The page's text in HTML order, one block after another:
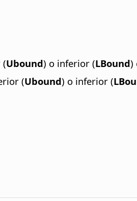
(Ubound) o inferior (LBound)
(Ubound) o inferior (